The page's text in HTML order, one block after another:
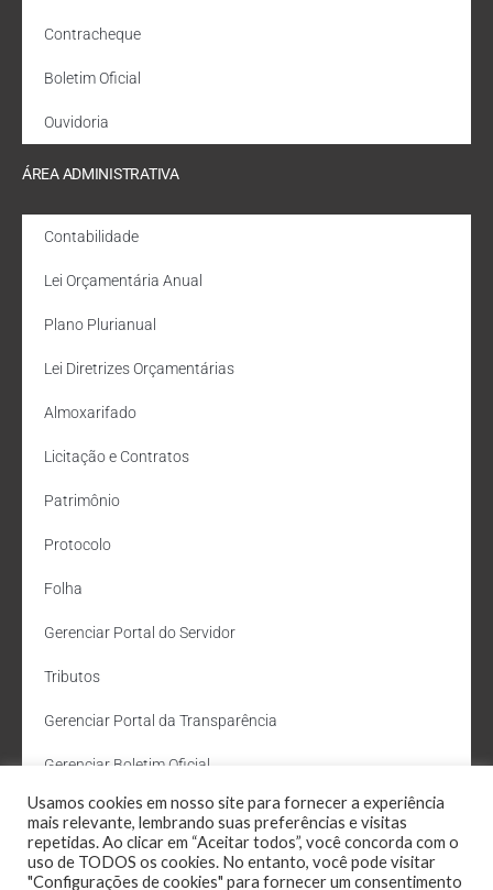
Contracheque
Boletim Oficial
Ouvidoria
ÁREA ADMINISTRATIVA
Contabilidade
Lei Orçamentária Anual
Plano Plurianual
Lei Diretrizes Orçamentárias
Almoxarifado
Licitação e Contratos
Patrimônio
Protocolo
Folha
Gerenciar Portal do Servidor
Tributos
Gerenciar Portal da Transparência
Gerenciar Boletim Oficial
Departamento de Água e Esgoto
Administração Site
Usamos cookies em nosso site para fornecer a experiência
mais relevante, lembrando suas preferências e visitas
repetidas. Ao clicar em “Aceitar todos”, você concorda com o
uso de TODOS os cookies. No entanto, você pode visitar
"Configurações de cookies" para fornecer um consentimento